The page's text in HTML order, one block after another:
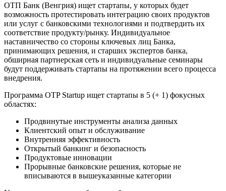
ОТП Банк (Венгрия) ищет стартапы, у которых будет
возможность протестировать интеграцию своих продуктов
или услуг с банковскими технологиями и подтвердить их
соответствие продукту/рынку. Индивидуальное
наставничество со стороны ключевых лиц Банка,
принимающих решения, и старших экспертов банка,
обширная партнерская сеть и индивидуальные семинары
будут поддерживать стартапы на протяжении всего процесса
внедрения.
Программа OTP Startup ищет стартапы в 5 (+ 1) фокусных
областях:
Продвинутые инструменты анализа данных
Клиентский опыт и обслуживание
Внутренняя эффективность
Открытый банкинг и безопасность
Продуктовые инновации
Прорывные банковские решения, которые не
вписываются в вышеуказанные категории